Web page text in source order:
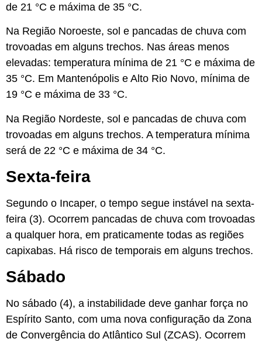
de 21 °C e máxima de 35 °C.
Na Região Noroeste, sol e pancadas de chuva com
trovoadas em alguns trechos. Nas áreas menos
elevadas: temperatura mínima de 21 °C e máxima de
35 °C. Em Mantenópolis e Alto Rio Novo, mínima de
19 °C e máxima de 33 °C.
Na Região Nordeste, sol e pancadas de chuva com
trovoadas em alguns trechos. A temperatura mínima
será de 22 °C e máxima de 34 °C.
Sexta-feira
Segundo o Incaper, o tempo segue instável na sexta-
feira (3). Ocorrem pancadas de chuva com trovoadas
a qualquer hora, em praticamente todas as regiões
capixabas. Há risco de temporais em alguns trechos.
Sábado
No sábado (4), a instabilidade deve ganhar força no
Espírito Santo, com uma nova configuração da Zona
de Convergência do Atlântico Sul (ZCAS). Ocorrem